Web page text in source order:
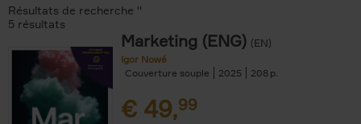
Résultats de recherche ''
5 résultats
Marketing (ENG) (EN)
Igor Nowé
Couverture souple
2025 208
€ 49,99